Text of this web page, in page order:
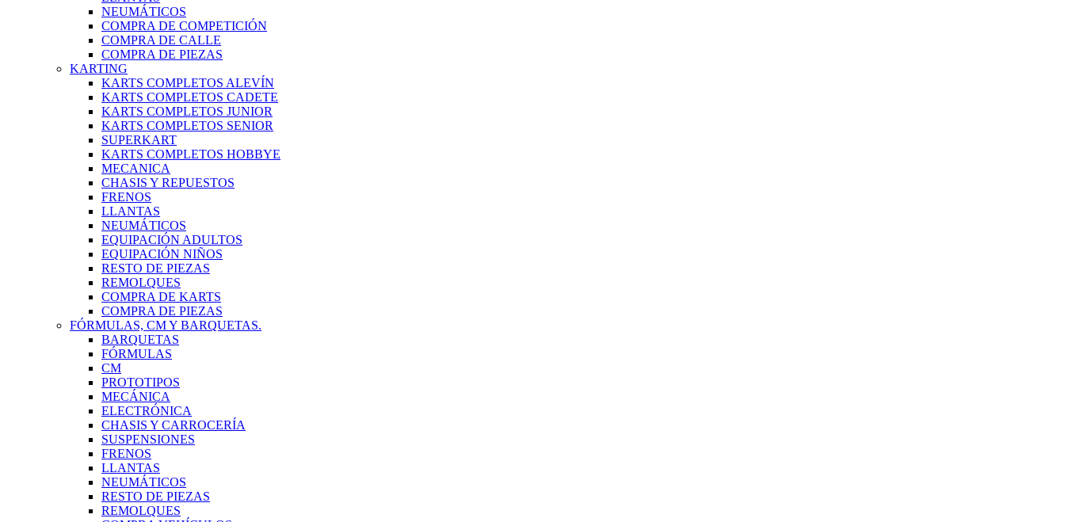
NEUMÁTICOS
COMPRA DE COMPETICIÓN
COMPRA DE CALLE
COMPRA DE PIEZAS
KARTING
KARTS COMPLETOS ALEVÍN
KARTS COMPLETOS CADETE
KARTS COMPLETOS JUNIOR
KARTS COMPLETOS SENIOR
SUPERKART
KARTS COMPLETOS HOBBYE
MECANICA
CHASIS Y REPUESTOS
FRENOS
LLANTAS
NEUMÁTICOS
EQUIPACIÓN ADULTOS
EQUIPACIÓN NIÑOS
RESTO DE PIEZAS
REMOLQUES
COMPRA DE KARTS
COMPRA DE PIEZAS
FÓRMULAS, CM Y BARQUETAS.
BARQUETAS
FÓRMULAS
CM
PROTOTIPOS
MECÁNICA
ELECTRÓNICA
CHASIS Y CARROCERÍA
SUSPENSIONES
FRENOS
LLANTAS
NEUMÁTICOS
RESTO DE PIEZAS
REMOLQUES